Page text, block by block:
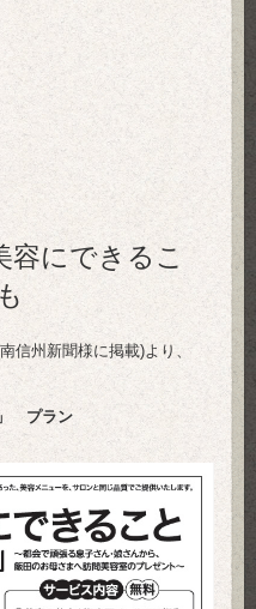
容にできるこ
信州新聞様に掲載)より、
プラン